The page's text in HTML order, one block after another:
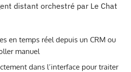
distant orchestré par Le Chat
en temps réel depuis un CRM ou
manuel
dans l’interface pour traiter